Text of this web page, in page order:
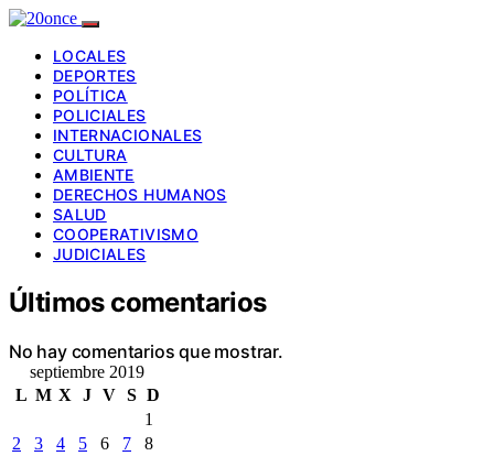
LOCALES
DEPORTES
POLÍTICA
POLICIALES
INTERNACIONALES
CULTURA
AMBIENTE
DERECHOS HUMANOS
SALUD
COOPERATIVISMO
JUDICIALES
Últimos comentarios
No hay comentarios que mostrar.
septiembre 2019
L M X J V S D
1
2
3 4 5 6 7
8